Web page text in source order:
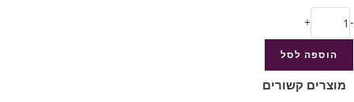
-
+
הוספה לסל
מוצרים קשורים